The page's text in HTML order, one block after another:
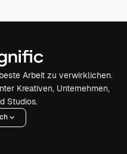
Arbeit zu verwirklichen.
Kreativen, Unternehmen,
Studios.